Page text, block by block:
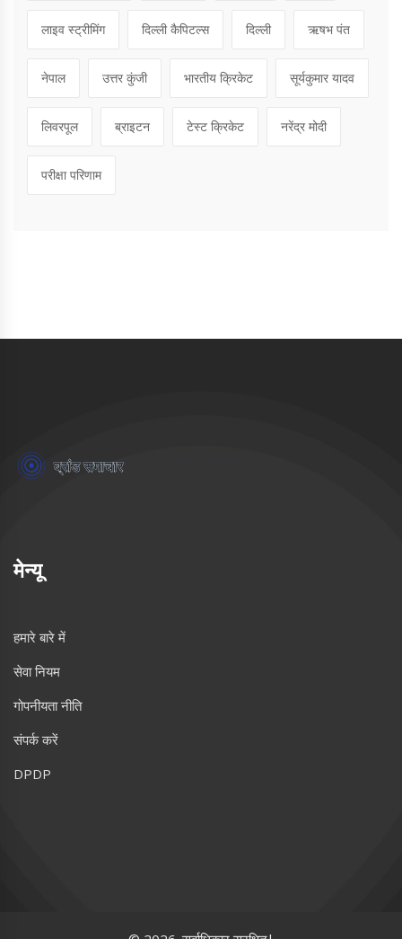
लाइव स्ट्रीमिंग दिल्ली कैपिटल्स दिल्ली ऋषभ पंत
नेपाल उत्तर कुंजी भारतीय क्रिकेट सूर्यकुमार यादव
लिवरपूल ब्राइटन टेस्ट क्रिकेट नरेंद्र मोदी
परीक्षा परिणाम
मेन्यू
हमारे बारे में
सेवा नियम
गोपनीयता नीति
संपर्क करें
DPDP